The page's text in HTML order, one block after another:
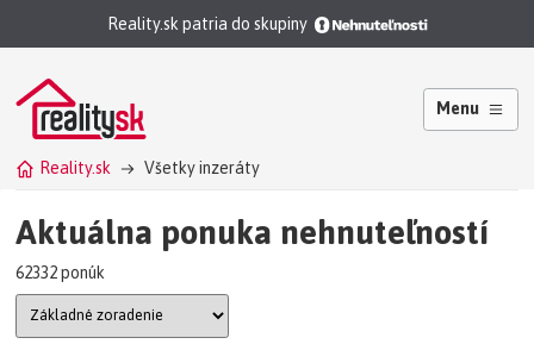
Reality.sk patria do skupiny
Menu
Reality.sk Všetky inzeráty
Aktuálna ponuka nehnuteľností
62332 ponúk